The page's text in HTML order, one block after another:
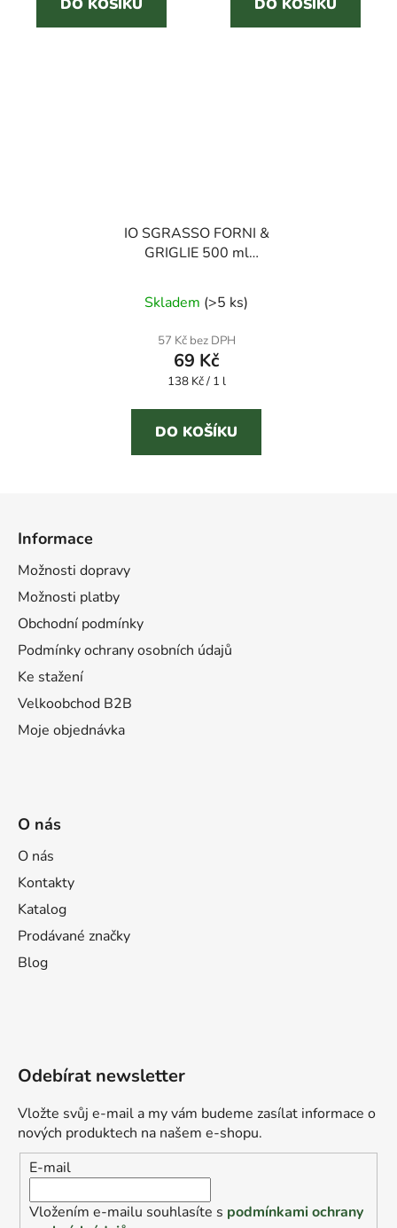
hvězdiček.
DO KOŠÍKU
hvězdiček.
DO KOŠÍKU
IO SGRASSO FORNI &
GRIGLIE 500 ml
Skladem (>5 ks)
57 Kč bez DPH
69 Kč
Měrná
138 Kč / 1 l
DO KOŠÍKU
Informace
Možnosti dopravy
Možnosti platby
Obchodní podmínky
Podmínky ochrany osobních údajů
Ke stažení
Velkoobchod B2B
Moje objednávka
O nás
O nás
Kontakty
Katalog
Prodávané značky
Blog
Odebírat newsletter
Vložte svůj e-mail a my vám budeme zasílat informace o
nových produktech na našem e-shopu.
E-mail
Vložením e-mailu souhlasíte s podmínkami ochrany